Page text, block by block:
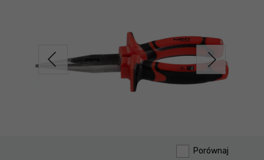
Porównaj